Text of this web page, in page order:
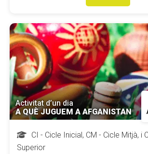
Activitat d’un dia
A QUÈ JUGUEM A AFGANISTAN
CI - Cicle Inicial, CM - Cicle Mitjà, i
Superior